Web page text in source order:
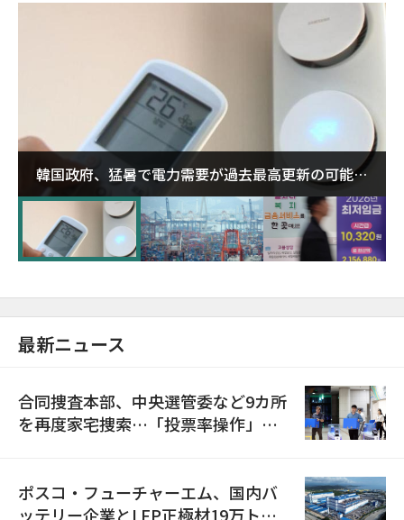
韓国政府、猛暑で電力需要が過去最高更新の可能性
に需給対応体制を点検
最新ニュース
合同捜査本部、中央選管委など9カ所
を再度家宅捜索…「投票率操作」の
ポスコ・フューチャーエム、国内バ
ッテリー企業とLFP正極材19万トン